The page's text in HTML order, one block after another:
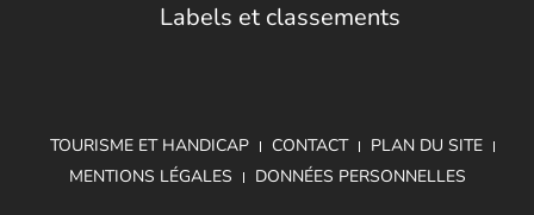
Labels et classements
TOURISME ET HANDICAP CONTACT
PLAN DU SITE
MENTIONS LÉGALES
DONNÉES PERSONNELLES